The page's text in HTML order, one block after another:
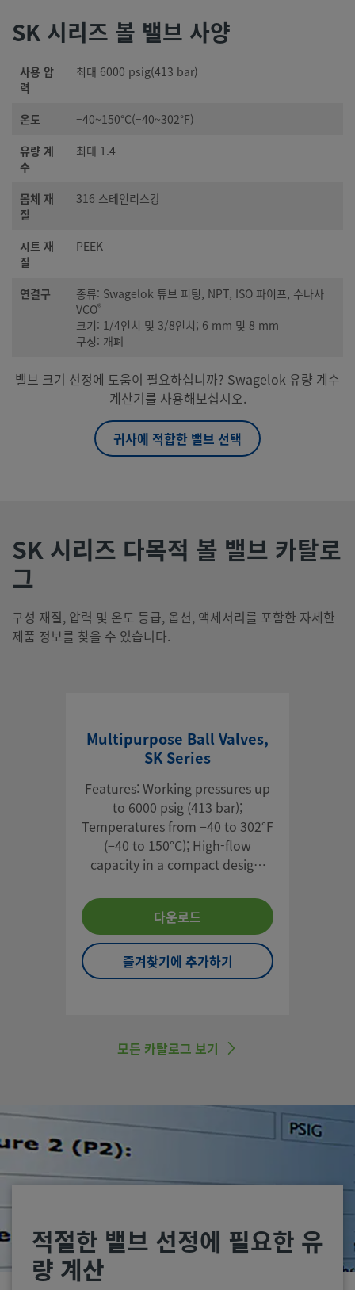
SK 시리즈 볼 밸브 사양
사용 압
력
최대 6000 psig(413 bar)
온도
–40~150°C(–40~302°F)
유량 계
수
최대 1.4
몸체 재
질
316 스테인리스강
시트 재
질
PEEK
연결구
종류: Swagelok 튜브 피팅, NPT, ISO 파이프, 수나사
VCO®
크기: 1/4인치 및 3/8인치; 6 mm 및 8 mm
구성: 개폐
밸브 크기 선정에 도움이 필요하십니까? Swagelok 유량 계수
계산기를 사용해보십시오.
귀사에 적합한 밸브 선택
SK 시리즈 다목적 볼 밸브 카탈로
그
구성 재질, 압력 및 온도 등급, 옵션, 액세서리를 포함한 자세한
제품 정보를 찾을 수 있습니다.
Multipurpose Ball Valves,
SK Series
Features: Working pressures up
to 6000 psig (413 bar);
Temperatures from −40 to 302°F
(−40 to 150°C); High-flow
capacity in a compact design;
connections; 316 stainless steel
construction
다운로드
즐겨찾기에 추가하기
모든 카탈로그 보기
적절한 밸브 선정에 필요한 유
량 계산